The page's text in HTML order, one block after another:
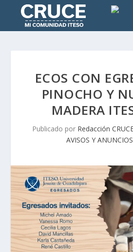
ECOS CON
PINOCHO Y
MADERA
Publicado por Redacción
AVISOS Y ANUNCIOS